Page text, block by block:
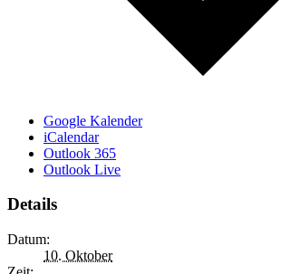
Google Kalender
iCalendar
Outlook 365
Outlook Live
Details
Datum:
10. Oktober